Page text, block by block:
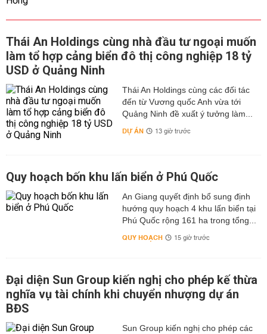
Thái An Holdings cùng nhà đầu tư ngoại muốn
làm tổ hợp cảng biển đô thị công nghiệp 18 tỷ
USD ở Quảng Ninh
Thái An Holdings cùng các đối tác
đến từ Vương quốc Anh vừa tới
Quảng Ninh đề xuất ý tưởng làm...
DỰ ÁN 13 giờ trước
Quy hoạch bốn khu lấn biển ở Phú Quốc
An Giang quyết định bổ sung định
hướng quy hoạch 4 khu lấn biển tại
Phú Quốc rộng 161 ha trong tổng...
QUY HOẠCH 15 giờ trước
Đại diện Sun Group kiến nghị cho phép kế thừa
nghĩa vụ tài chính khi chuyển nhượng dự án
BĐS
Sun Group kiến nghị cho phép các